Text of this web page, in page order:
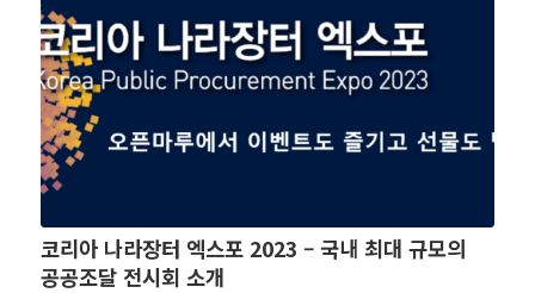
코리아 나라장터 엑스포 2023 – 국내 최대 규모의
공공조달 전시회 소개